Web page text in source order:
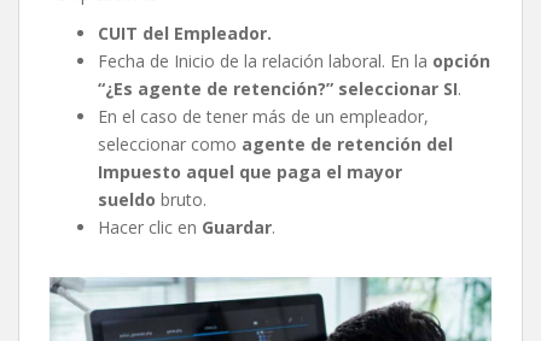
CUIT del Empleador.
Fecha de Inicio de la relación laboral. En la opción
“¿Es agente de retención?” seleccionar SI.
En el caso de tener más de un empleador,
seleccionar como agente de retención del
Impuesto aquel que paga el mayor
sueldo bruto.
Hacer clic en Guardar.